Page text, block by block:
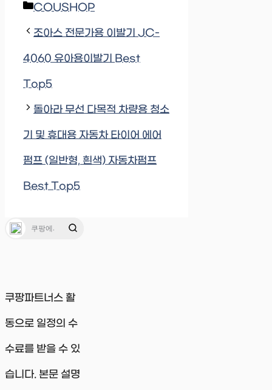
Categories
COUSHOP
조아스 전문가용 이발기 JC-
4060 유아용이발기 Best
Top5
돌아라 무선 다목적 차량용 청소
기 및 휴대용 자동차 타이어 에어
펌프 (일반형, 흰색) 자동차펌프
Best Top5
쿠팡파트너스 활
동으로 일정의 수
수료를 받을 수 있
습니다. 본문 설명